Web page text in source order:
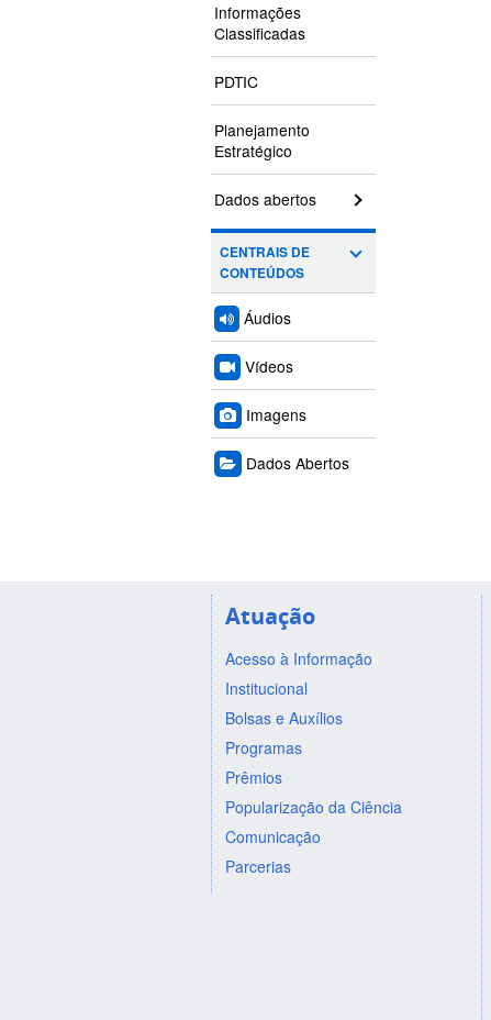
Informações
Classificadas
PDTIC
Planejamento
Estratégico
Dados abertos
CENTRAIS DE
CONTEÚDOS
Áudios
Vídeos
Imagens
Dados Abertos
Atuação
Acesso à Informação
Institucional
Bolsas e Auxílios
Programas
Prêmios
Popularização da Ciência
Comunicação
Parcerias